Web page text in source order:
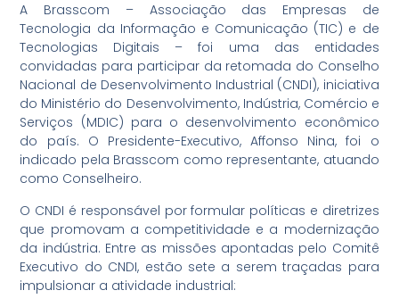
A Brasscom – Associação das Empresas de
Tecnologia da Informação e Comunicação (TIC) e de
Tecnologias Digitais – foi uma das entidades
convidadas para participar da retomada do Conselho
Nacional de Desenvolvimento Industrial (CNDI), iniciativa
do Ministério do Desenvolvimento, Indústria, Comércio e
Serviços (MDIC) para o desenvolvimento econômico
do país. O Presidente-Executivo, Affonso Nina, foi o
indicado pela Brasscom como representante, atuando
como Conselheiro.
O CNDI é responsável por formular políticas e diretrizes
que promovam a competitividade e a modernização
da indústria. Entre as missões apontadas pelo Comitê
Executivo do CNDI, estão sete a serem traçadas para
impulsionar a atividade industrial: